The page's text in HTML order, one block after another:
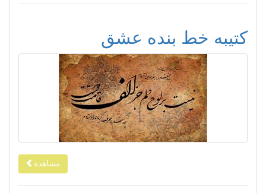
کتیبه خط بنده عشق
مشاهده